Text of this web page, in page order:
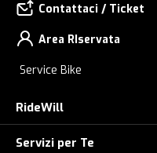
Contattaci / Ticket
Area RIservata
Service Bike
RideWill
Chi Siamo
Servizi per Te